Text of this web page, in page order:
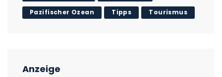
Pazifischer Ozean Tipps Tourismus
Anzeige